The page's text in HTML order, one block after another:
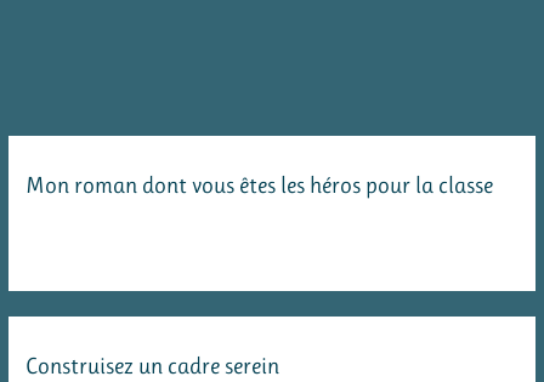
Mon roman dont vous êtes les héros pour la classe
Construisez un cadre serein